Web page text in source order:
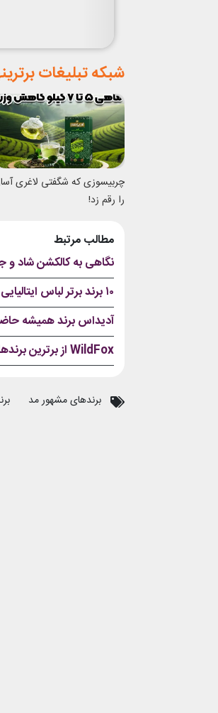
شبکه تبلیغات
چربیسوزی که شگفتی لاغری
را رقم زد!
مطالب مرتبط
نگاهی به کالکشن شاد و جذاب
۱۰ برند برتر لباس ایتالیایی را بیشتر بشناسید
آدیداس برند همیشه
WildFox از برترین برندهای فستیوال Coachella
برندهای مشهور مد